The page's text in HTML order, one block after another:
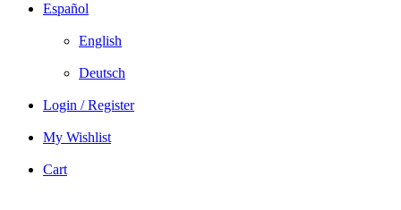
Español
English
Deutsch
Login / Register
My Wishlist
Cart